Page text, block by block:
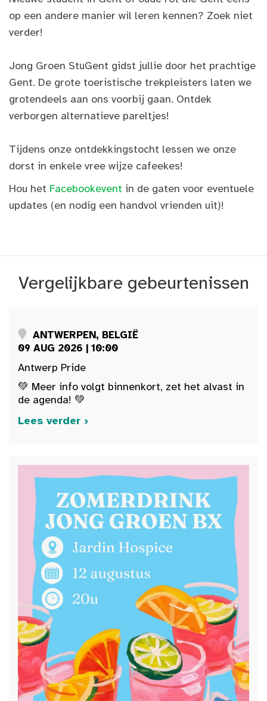
op een andere manier wil leren kennen? Zoek niet
verder!
Jong Groen StuGent gidst jullie door het prachtige
Gent. De grote toeristische trekpleisters laten we
grotendeels aan ons voorbij gaan. Ontdek
verborgen alternatieve pareltjes!
Tijdens onze ontdekkingstocht lessen we onze
dorst in enkele vree wijze cafeekes!
Hou het Facebookevent in de gaten voor eventuele
updates (en nodig een handvol vrienden uit)!
Vergelijkbare gebeurtenissen
ANTWERPEN, BELGIË
09 AUG 2026 | 10:00
Antwerp Pride
💚 Meer info volgt binnenkort, zet het alvast in
de agenda! 💚
Lees verder ›